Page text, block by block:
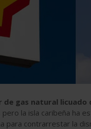
gas natural licuado
la isla caribeña ha
para contrarrestar la